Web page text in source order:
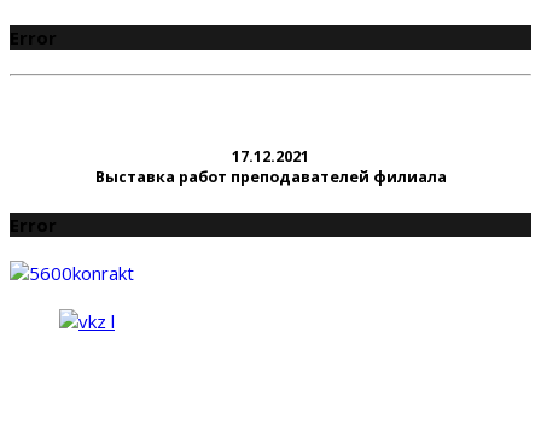
Error
17.12.2021
Выставка работ преподавателей филиала
Error